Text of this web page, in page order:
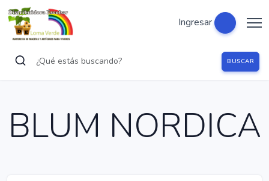
Ingresar
BUSCAR
BLUM NORDICA